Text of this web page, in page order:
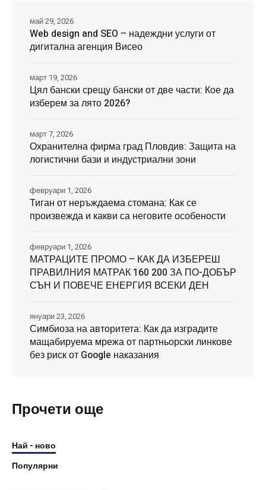
Web design and SEO – надеждни услуги от
дигитална агенция Висео
май 29, 2026
Цял бански срещу бански от две части: Кое да
изберем за лято 2026?
март 19, 2026
Охранителна фирма град Пловдив: Защита на
логистични бази и индустриални зони
март 7, 2026
Тиган от неръждаема стомана: Как се
произвежда и какви са неговите особености
февруари 1, 2026
МАТРАЦИТЕ ПРОМО – КАК ДА ИЗБЕРЕШ
ПРАВИЛНИЯ МАТРАК 160 200 ЗА ПО-ДОБЪР
СЪН И ПОВЕЧЕ ЕНЕРГИЯ ВСЕКИ ДЕН
февруари 1, 2026
Симбиоза на авторитета: Как да изградите
мащабируема мрежа от партньорски линкове
без риск от Google наказания
януари 23, 2026
Прочети още
Най - ново
Популярни